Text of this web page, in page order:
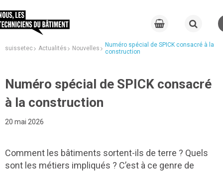
suissetec Actualités Nouvelles
Numéro spécial de SPICK consacré à la
construction
Numéro spécial de SPICK consacré
à la construction
20 mai 2026
Comment les bâtiments sortent-ils de terre ? Quels
sont les métiers impliqués ? C’est à ce genre de